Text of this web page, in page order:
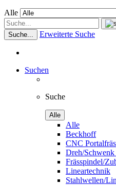
Alle
Suche... Erweiterte Suche
Suchen
Suche
Alle
Alle
Beckhoff
CNC
Dreh/
Frässpindel/
Lineartechnik
Stahlwellen/